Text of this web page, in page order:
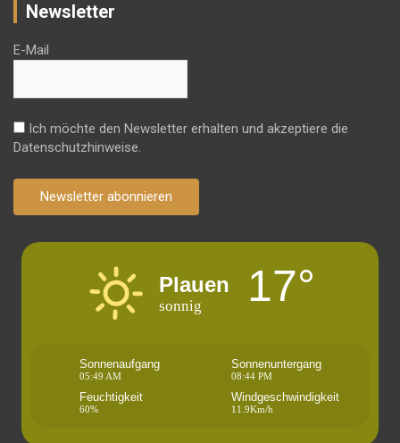
Newsletter
E-Mail
Ich möchte den Newsletter erhalten und akzeptiere die
Datenschutzhinweise.
Newsletter abonnieren
Plauen
sonnig 17°
Sonnenaufgang
05:49 AM
Sonnenuntergang
08:44 PM
Feuchtigkeit
60%
Windgeschwindigkeit
11.9Km/h